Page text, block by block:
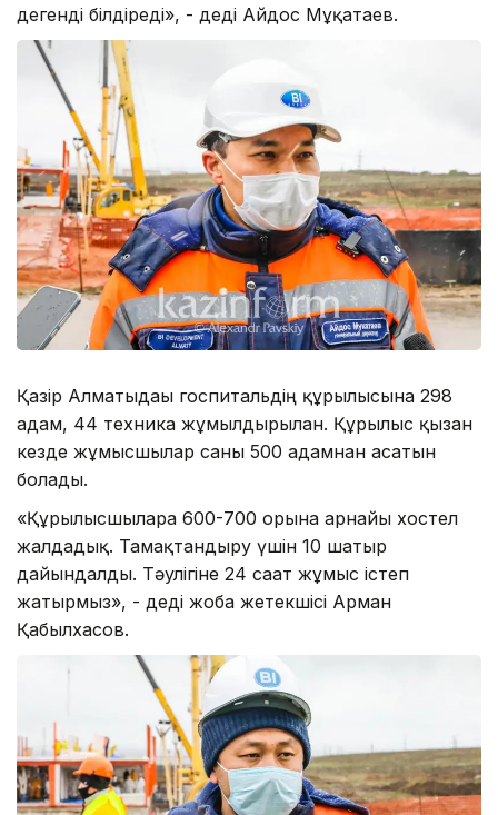
дегенді білдіреді», - деді Айдос Мұқатаев.
Қазір Алматыдағы госпитальдің құрылысына 298
адам, 44 техника жұмылдырылған. Құрылыс қызған
кезде жұмысшылар саны 500 адамнан асатын
болады.
«Құрылысшыларға 600-700 орынға арнайы хостел
жалдадық. Тамақтандыру үшін 10 шатыр
дайындалды. Тәулігіне 24 сағат жұмыс істеп
жатырмыз», - деді жоба жетекшісі Арман
Қабылхасов.